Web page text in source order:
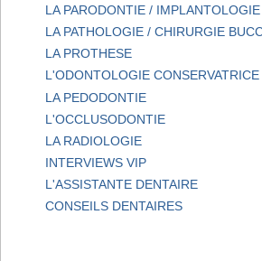
LA PARODONTIE / IMPLANTOLOGIE
LA PATHOLOGIE / CHIRURGIE
LA PROTHESE
L'ODONTOLOGIE CONSERVATRICE
LA PEDODONTIE
L'OCCLUSODONTIE
LA RADIOLOGIE
INTERVIEWS VIP
L'ASSISTANTE DENTAIRE
CONSEILS DENTAIRES